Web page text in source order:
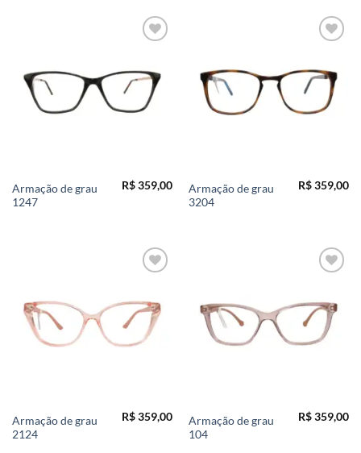
Armação de grau
1247
R$359,00
Armação de grau
3204
R$359,00
Armação de grau
2124
R$359,00
Armação de grau
104
R$359,00